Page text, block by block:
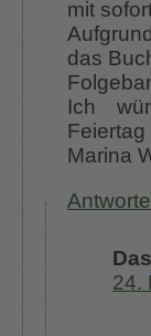
mit
das
Ich
Feiertag
Marina
24.